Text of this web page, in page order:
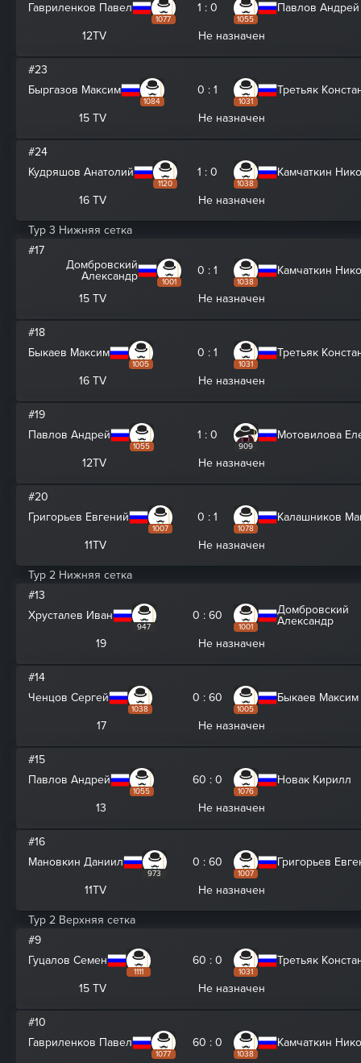
Гавриленков Павел
1077
1 : 0
1055
Павлов Андрей
12TV Не назначен
#23
Быргазов Максим
1084
0 : 1
1031
Третьяк
15 TV Не назначен
#24
Кудряшов Анатолий
1120
1 : 0
1038
Камчаткин
16 TV Не назначен
Тур 3 Нижняя сетка
#17
Домбровский
Александр
1001
0 : 1
1038
Камчаткин
15 TV Не назначен
#18
Быкаев Максим
1005
0 : 1
1031
Третьяк
16 TV Не назначен
#19
Павлов Андрей
1055
1 : 0
909
Мотовилова
12TV Не назначен
#20
Григорьев Евгений
1007
0 : 1
1078
Калашников
11TV Не назначен
Тур 2 Нижняя сетка
#13
Хрусталев Иван
947
0 : 60
1001
Домбровский
Александр
19
Не назначен
#14
Ченцов Сергей
1038
0 : 60
1005
Быкаев Максим
17 Не назначен
#15
Павлов Андрей
1055
60 : 0
1076
Новак Кирилл
13 Не назначен
#16
Мановкин Даниил
973
0 : 60
1007
Григорьев
11TV Не назначен
Тур 2 Верхняя сетка
#9
Гуцалов Семен
1111
60 : 0
1031
Третьяк
15 TV Не назначен
#10
Гавриленков Павел
1077
60 : 0
1038
Камчаткин